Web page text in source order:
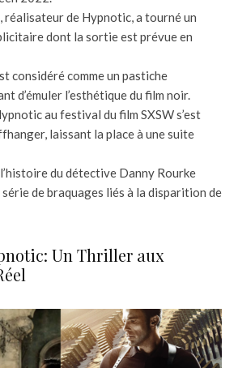
réalisateur de Hypnotic, a tourné un
dont la sortie est prévue en
considéré comme un pastiche
d’émuler l’esthétique du film noir.
au festival du film SXSW s’est
laissant la place à une suite
du détective Danny Rourke
de braquages liés à la disparition de
Un Thriller aux